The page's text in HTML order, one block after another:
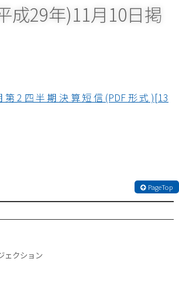
成29年)11月10日掲
2四半期決算短信(PDF形式)[13
PageTop
ェクション